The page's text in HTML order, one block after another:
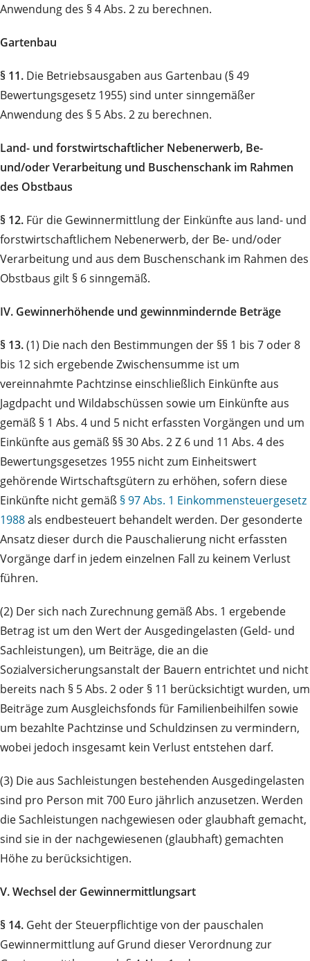
Anwendung des § 4 Abs. 2 zu berechnen.
Gartenbau
§ 11. Die Betriebsausgaben aus Gartenbau (§ 49
Bewertungsgesetz 1955) sind unter sinngemäßer
Anwendung des § 5 Abs. 2 zu berechnen.
Land- und forstwirtschaftlicher Nebenerwerb, Be-
und/oder Verarbeitung und Buschenschank im Rahmen
des Obstbaus
§ 12. Für die Gewinnermittlung der Einkünfte aus land- und
forstwirtschaftlichem Nebenerwerb, der Be- und/oder
Verarbeitung und aus dem Buschenschank im Rahmen des
Obstbaus gilt § 6 sinngemäß.
IV. Gewinnerhöhende und gewinnmindernde Beträge
§ 13.(1) Die nach den Bestimmungen der §§ 1 bis 7 oder 8
bis 12 sich ergebende Zwischensumme ist um
vereinnahmte Pachtzinse einschließlich Einkünfte aus
Jagdpacht und Wildabschüssen sowie um Einkünfte aus
gemäß § 1 Abs. 4 und 5 nicht erfassten Vorgängen und um
Einkünfte aus gemäß §§ 30 Abs. 2 Z 6 und 11 Abs. 4 des
Bewertungsgesetzes 1955 nicht zum Einheitswert
gehörende Wirtschaftsgütern zu erhöhen, sofern diese
Einkünfte nicht gemäß § 97 Abs. 1 Einkommensteuergesetz
1988als endbesteuert behandelt werden. Der gesonderte
Ansatz dieser durch die Pauschalierung nicht erfassten
Vorgänge darf in jedem einzelnen Fall zu keinem Verlust
führen.
(2) Der sich nach Zurechnung gemäß Abs. 1 ergebende
Betrag ist um den Wert der Ausgedingelasten (Geld- und
Sachleistungen), um Beiträge, die an die
Sozialversicherungsanstalt der Bauern entrichtet und nicht
bereits nach § 5 Abs. 2 oder § 11 berücksichtigt wurden, um
Beiträge zum Ausgleichsfonds für Familienbeihilfen sowie
um bezahlte Pachtzinse und Schuldzinsen zu vermindern,
wobei jedoch insgesamt kein Verlust entstehen darf.
(3) Die aus Sachleistungen bestehenden Ausgedingelasten
sind pro Person mit 700 Euro jährlich anzusetzen. Werden
die Sachleistungen nachgewiesen oder glaubhaft gemacht,
sind sie in der nachgewiesenen (glaubhaft) gemachten
Höhe zu berücksichtigen.
V. Wechsel der Gewinnermittlungsart
§ 14. Geht der Steuerpflichtige von der pauschalen
Gewinnermittlung auf Grund dieser Verordnung zur